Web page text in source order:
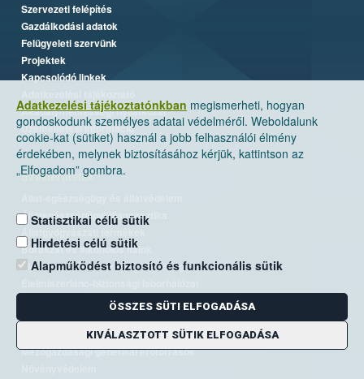
Adatkezelési tájékoztatónkban megismerheti, hogyan
gondoskodunk személyes adatai védelméről. Weboldalunk
cookie-kat (sütiket) használ a jobb felhasználói élmény
érdekében, melynek biztosításához kérjük, kattintson az
„Elfogadom” gombra.
Statisztikai célú sütik
Hirdetési célú sütik
Alapműködést biztosító és funkcionális sütik
ÖSSZES SÜTI ELFOGADÁSA
KIVÁLASZTOTT SÜTIK ELFOGADÁSA
Szervezeti felépítés
Gazdálkodási adatok
Felügyeleti szervünk
Projektek
Kapcsolódó linkek
Akadálymentességi nyilatkozat
Üzemeltetési információ
Szakterületek
Állategészségügyi diagnosztika
Borászat és alkoholos italok
Élelmiszer- és takarmánybiztonság
Kockázatkezelés
Mezőgazdasági genetikai erőforrások